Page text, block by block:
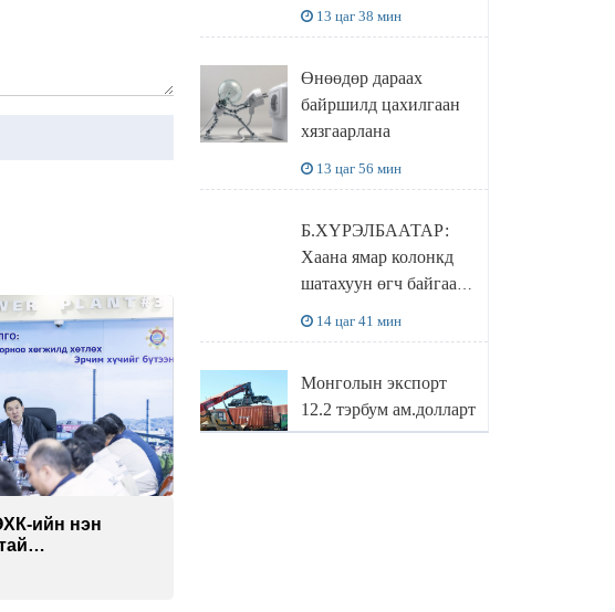
ийн нэн
5”-ын
ДЭЛХИЙД
СУРТАЛЧИЛАХ гол
бодлого
13 цаг 38 мин
Өнөөдөр дараах
байршилд цахилгаан
хязгаарлана
13 цаг 56 мин
Б.ХҮРЭЛБААТАР:
Хаана ямар колонкд
шатахуун өгч байгаа,
боломжтой
14 цаг 41 мин
Монголын экспорт
12.2 тэрбум ам.долларт
хүрэв